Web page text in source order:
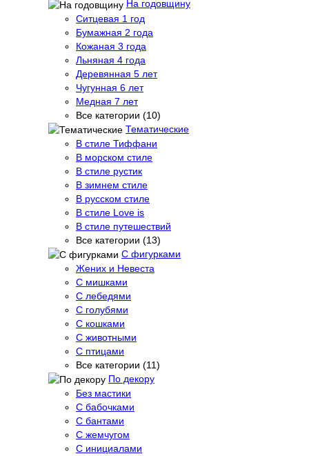
На годовщину
Ситцевая 1 год
Бумажная 2 года
Кожаная 3 года
Льняная 4 года
Деревянная 5 лет
Чугунная 6 лет
Медная 7 лет
Все категории (10)
Тематические
В стиле Тиффани
В морском стиле
В стиле рустик
В зимнем стиле
В русском стиле
В стиле Love is
В стиле путешествий
Все категории (13)
С фигурками
Жених и Невеста
С мишками
С лебедями
С голубями
С кошками
С животными
С птицами
Все категории (11)
По декору
Без мастики
С бабочками
С бантами
С жемчугом
С инициалами